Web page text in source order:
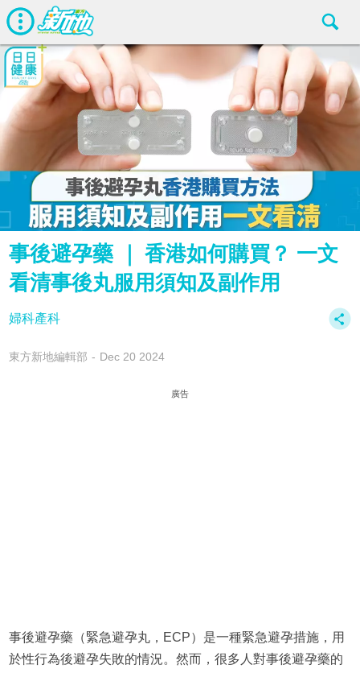
事後避孕藥 ｜ 香港如何購買？ 一文
看清事後丸服用須知及副作用
婦科產科
東方新地編輯部 Dec 20 2024
廣告
事後避孕藥（緊急避孕丸，ECP）是一種緊急避孕措施，用
於性行為後避孕失敗的情況。然而，很多人對事後避孕藥的